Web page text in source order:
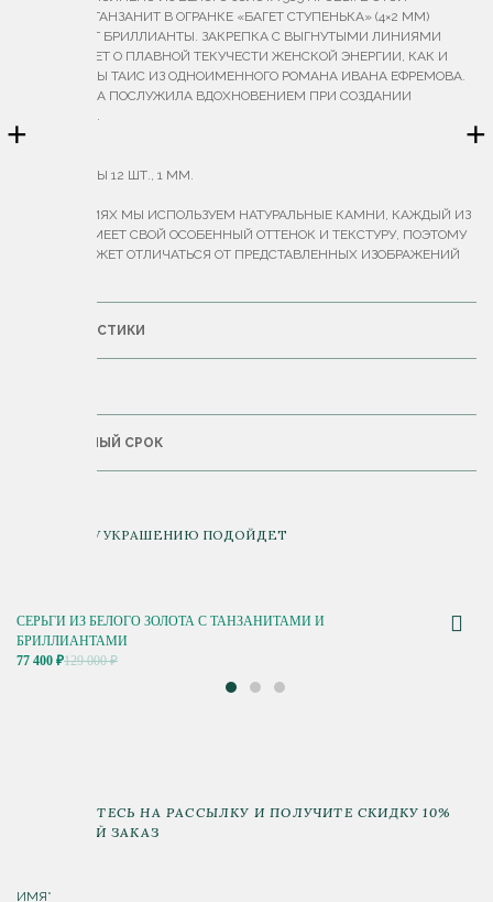
+ +
ВАРИАЦИИ ТАНЗАНИТ В ОГРАНКЕ «БАГЕТ СТУПЕНЬКА» (4×2 ММ)
ДОПОЛНЯЮТ БРИЛЛИАНТЫ. ЗАКРЕПКА С ВЫГНУТЫМИ ЛИНИЯМИ
НАПОМИНАЕТ О ПЛАВНОЙ ТЕКУЧЕСТИ ЖЕНСКОЙ ЭНЕРГИИ, КАК И
ОБРАЗ ГЕТЕРЫ ТАИС ИЗ ОДНОИМЕННОГО РОМАНА ИВАНА ЕФРЕМОВА.
ИМЕННО ОНА ПОСЛУЖИЛА ВДОХНОВЕНИЕМ ПРИ СОЗДАНИИ
КОЛЛЕКЦИИ.
БРИЛЛИАНТЫ 12 ШТ., 1 ММ.
В УКРАШЕНИЯХ МЫ ИСПОЛЬЗУЕМ НАТУРАЛЬНЫЕ КАМНИ, КАЖДЫЙ ИЗ
КОТОРЫХ ИМЕЕТ СВОЙ ОСОБЕННЫЙ ОТТЕНОК И ТЕКСТУРУ, ПОЭТОМУ
ИХ ЦВЕТ МОЖЕТ ОТЛИЧАТЬСЯ ОТ ПРЕДСТАВЛЕННЫХ ИЗОБРАЖЕНИЙ
ХАРАКТЕРИСТИКИ
ГАРАНТИЙНЫЙ СРОК
К ДАННОМУ УКРАШЕНИЮ ПОДОЙДЕТ
СЕРЬГИ ИЗ БЕЛОГО ЗОЛОТА С ТАНЗАНИТАМИ И
БРИЛЛИАНТАМИ
77 400 ₽129 000 ₽
ПОДПИШИТЕСЬ НА РАССЫЛКУ И ПОЛУЧИТЕ СКИДКУ 10%
НА ПЕРВЫЙ ЗАКАЗ